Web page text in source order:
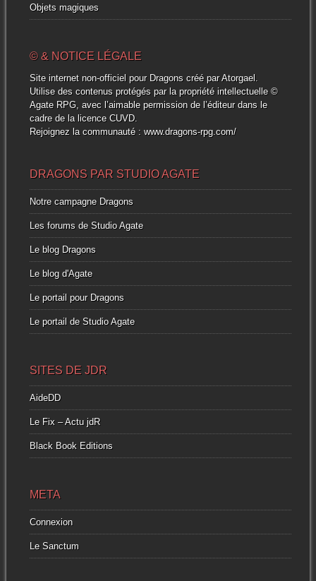
Objets magiques
© & NOTICE LÉGALE
Site internet non-officiel pour Dragons créé par Atorgael.
Utilise des contenus protégés par la propriété intellectuelle ©
Agate RPG, avec l’aimable permission de l’éditeur dans le
cadre de la licence CUVD.
Rejoignez la communauté : www.dragons-rpg.com/
DRAGONS PAR STUDIO AGATE
Notre campagne Dragons
Les forums de Studio Agate
Le blog Dragons
Le blog d'Agate
Le portail pour Dragons
Le portail de Studio Agate
SITES DE JDR
AideDD
Le Fix – Actu jdR
Black Book Editions
META
Connexion
Le Sanctum